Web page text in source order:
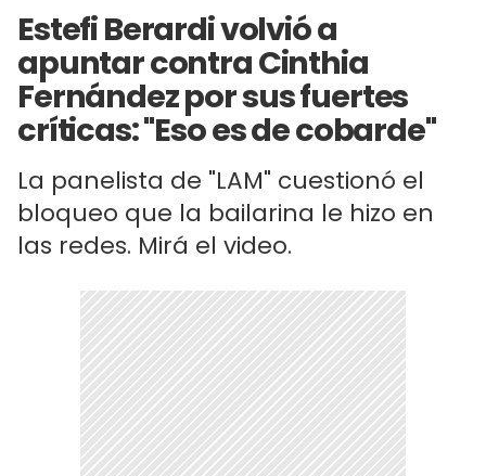
Estefi Berardi volvió a
apuntar contra Cinthia
Fernández por sus fuertes
críticas: "Eso es de cobarde"
La panelista de "LAM" cuestionó el
bloqueo que la bailarina le hizo en
las redes. Mirá el video.